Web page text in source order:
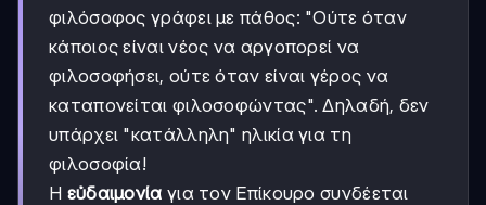
φιλόσοφος γράφει με πάθος: "Ούτε όταν
κάποιος είναι νέος να αργοπορεί να
φιλοσοφήσει, ούτε όταν είναι γέρος να
καταπονείται φιλοσοφώντας". Δηλαδή, δεν
υπάρχει "κατάλληλη" ηλικία για τη
φιλοσοφία!
Η εὐδαιμονία για τον Επίκουρο συνδέεται